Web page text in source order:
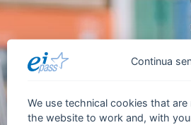
Continua
We use technical cookies that
the website to work and, with